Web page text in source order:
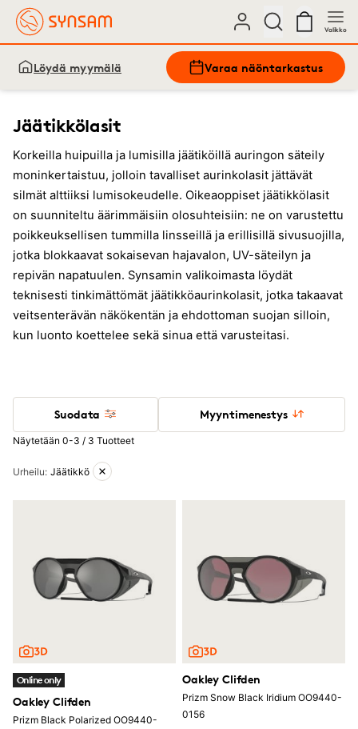
Valikko
Löydä myymälä Varaa näöntarkastus
Jäätikkölasit
Korkeilla huipuilla ja lumisilla jäätiköillä auringon säteily
moninkertaistuu, jolloin tavalliset aurinkolasit jättävät
silmät alttiiksi lumisokeudelle. Oikeaoppiset jäätikkölasit
on suunniteltu äärimmäisiin olosuhteisiin: ne on varustettu
poikkeuksellisen tummilla linsseillä ja erillisillä sivusuojilla,
jotka blokkaavat sokaisevan hajavalon, UV-säteilyn ja
repivän napatuulen. Synsamin valikoimasta löydät
teknisesti tinkimättömät jäätikköaurinkolasit, jotka takaavat
veitsenterävän näkökentän ja ehdottoman suojan silloin,
kun luonto koettelee sekä sinua että varusteitasi.
Suodata Myyntimenestys
Näytetään 0-3 / 3 Tuotteet
Aktiiviset suodattimet
Urheilu: Jäätikkö
Online only
Oakley Clifden
Prizm Black Polarized OO9440-
Oakley Clifden
Prizm Snow Black Iridium OO9440-
0156